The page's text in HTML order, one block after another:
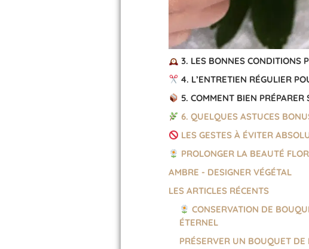
3. LES BONNES CONDITIONS
4. L’ENTRETIEN RÉGULIER
5. COMMENT BIEN
6. QUELQUES ASTUCES
LES GESTES À ÉVITER
PROLONGER LA BEAUTÉ
AMBRE - DESIGNER VÉGÉTAL
LES ARTICLES RÉCENTS
CONSERVATION DE
ÉTERNEL
PRÉSERVER UN BOUQUET DE